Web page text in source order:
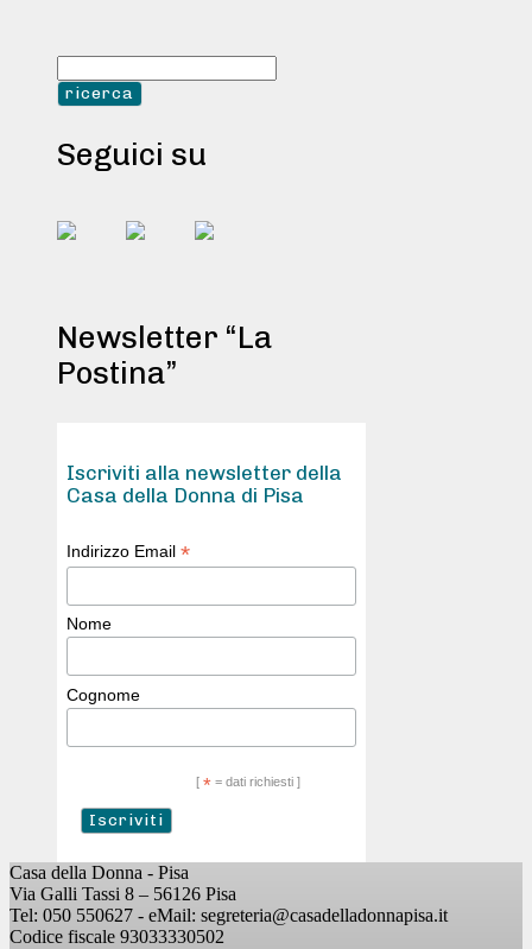
Seguici su
Newsletter “La
Postina”
Iscriviti alla newsletter della
Casa della Donna di Pisa
Indirizzo Email *
Nome
Cognome
[ *= dati richiesti ]
Casa della Donna - Pisa
Via Galli Tassi 8 – 56126 Pisa
Tel: 050 550627 - eMail: segreteria@casadelladonnapisa.it
Codice fiscale 93033330502